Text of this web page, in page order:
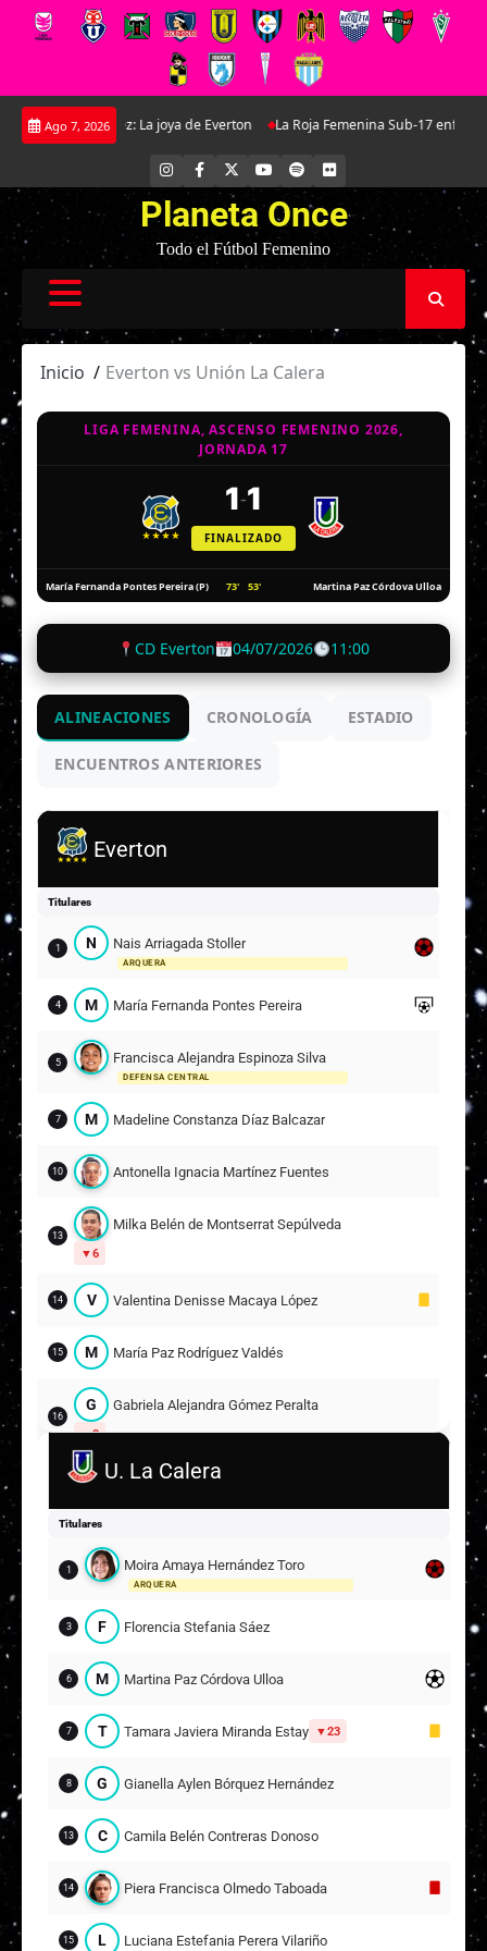
Saltar
Ago 7, 2026
Martínez: La joya de Everton La Roja Femenina Sub-17 enfrentará a
INSTAGRAM
FACEBOOK YOUTUBE
SPOTIFYFLICKR
Planeta Once
Todo el Fútbol Femenino
Inicio Everton vs Unión La Calera
LIGA FEMENINA, ASCENSO FEMENINO 2026,
JORNADA 17
1-1
FINALIZADO
María Fernanda Pontes Pereira (P) 73' 53' Martina Paz Córdova Ulloa
CD Everton 04/07/2026 11:00
ALINEACIONES CRONOLOGÍA ESTADIO
ENCUENTROS ANTERIORES
Everton
Titulares
1 N Nais Arriagada Stoller
ARQUERA
4 M María Fernanda Pontes Pereira
5 Francisca Alejandra Espinoza Silva
DEFENSA CENTRAL
7 M Madeline Constanza Díaz Balcazar
10 Antonella Ignacia Martínez Fuentes
13
Milka Belén de Montserrat Sepúlveda Casich
6
14 V Valentina Denisse Macaya López
15 M María Paz Rodríguez Valdés
16
G Gabriela Alejandra Gómez Peralta
8
R Rosa Karina Rodríguez Velásquez
F
17
G Gabriela Sarai Garcés Ávila
13
8 V Valentina Abril Leguiza 16
17 J Jane Tiare Oyarce Naveas
19 A Antonia Josefa Canales Jara
24 Catherine Consuelo Monsálvez López
U. La Calera
Titulares
1 Moira Amaya Hernández Toro
ARQUERA
3 F Florencia Stefania Sáez
6 M Martina Paz Córdova Ulloa
7 T Tamara Javiera Miranda Estay 23
8 G Gianella Aylen Bórquez Hernández
13 C Camila Belén Contreras Donoso
14 Piera Francisca Olmedo Taboada
15 L Luciana Estefania Perera Vilariño